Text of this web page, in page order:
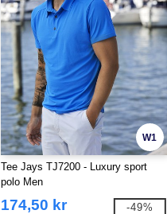
W1
Tee Jays TJ7200 - Luxury sport
polo Men
174,50 kr -49%